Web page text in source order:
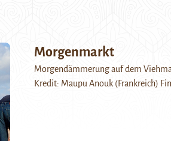
Morgenmarkt
Morgendämmerung auf dem
Kredit: Maupu Anouk (Frankreich)